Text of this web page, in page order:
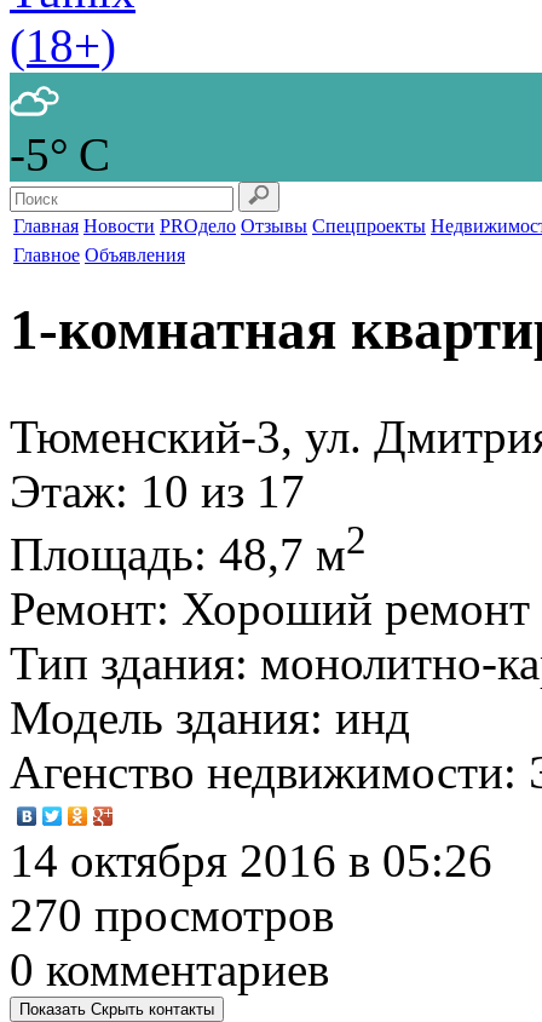
-5° С
Главная Новости PROдело Отзывы Спецпроекты
Главное Объявления
1-комнатная
Тюменский-3, ул.
Этаж: 10 из 17
Площадь: 48,7 м2
Ремонт: Хороший ремонт
Тип здания: монолитно-
Модель здания: инд
Агенство недвижимости:
14 октября 2016 в 05:26
270 просмотров
0 комментариев
Показать Скрыть контакты